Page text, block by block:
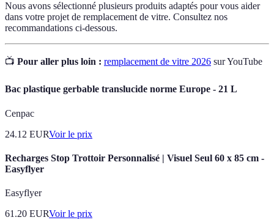
Nous avons sélectionné plusieurs produits adaptés pour vous aider
dans votre projet de remplacement de vitre. Consultez nos
recommandations ci-dessous.
📺 Pour aller plus loin : remplacement de vitre 2026 sur YouTube
Bac plastique gerbable translucide norme Europe - 21 L
Cenpac
24.12 EURVoir le prix
Recharges Stop Trottoir Personnalisé | Visuel Seul 60 x 85 cm -
Easyflyer
Easyflyer
61.20 EURVoir le prix